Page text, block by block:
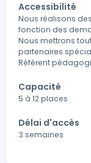
Accessibilité
Nous réalisons
fonction des
Nous mettrons
partenaires
Référent
Capacité
5 à 12 places
Délai d'accès
3 semaines